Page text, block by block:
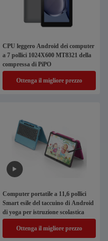
CPU leggero Android dei computer
a 7 pollici 1024X600 MT8321 della
compressa di PiPO
Ottenga il migliore prezzo
Computer portatile a 11,6 pollici
Smart esile del taccuino di Android
di yoga per istruzione scolastica
Ottenga il migliore prezzo